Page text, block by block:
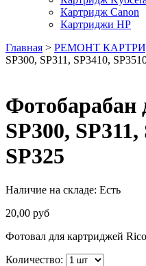
Картридж Canon
Картриджи HP
Главная > РЕМОНТ
SP300, SP311, SP3410,
Фотобарабан
SP300,
SP325
Наличие на складе: Есть
20,00 руб
Фотовал для картриджей
Количество: